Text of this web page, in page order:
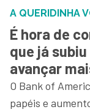
A QUERIDINHA
É hora de
que já
avançar
O Bank of
papéis e